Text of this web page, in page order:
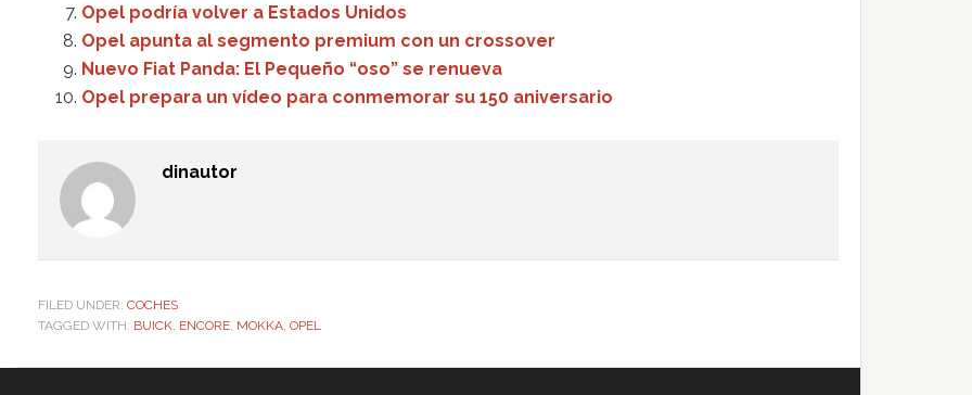
Opel podría volver a Estados Unidos
Opel apunta al segmento premium con un crossover
Nuevo Fiat Panda: El Pequeño “oso” se renueva
Opel prepara un vídeo para conmemorar su 150 aniversario
dinautor
FILED UNDER: COCHES
TAGGED WITH: BUICK, ENCORE, MOKKA, OPEL